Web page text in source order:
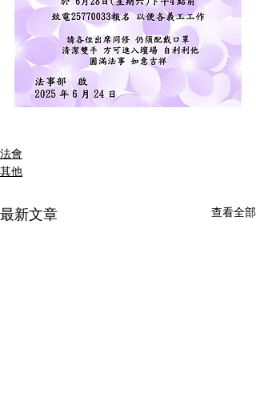
法會
其他
最新文章 查看全部